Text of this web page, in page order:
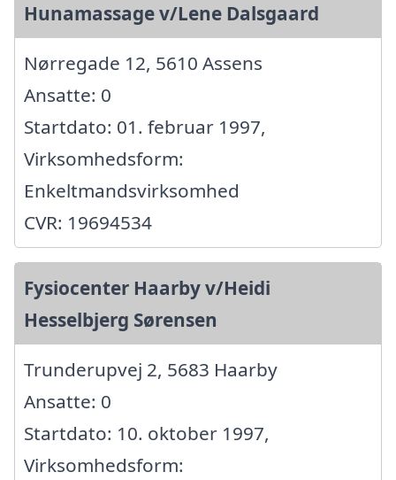
Hunamassage v/Lene Dalsgaard
Nørregade 12, 5610 Assens
Ansatte: 0
Startdato: 01. februar 1997,
Virksomhedsform:
Enkeltmandsvirksomhed
CVR: 19694534
Fysiocenter Haarby v/Heidi
Hesselbjerg Sørensen
Trunderupvej 2, 5683 Haarby
Ansatte: 0
Startdato: 10. oktober 1997,
Virksomhedsform: